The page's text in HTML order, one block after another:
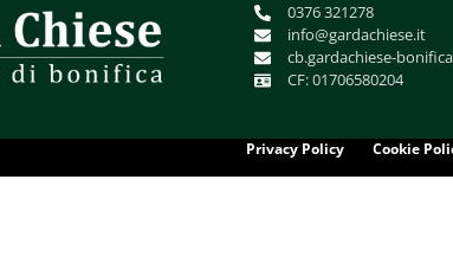
0376 321278
info@gardachiese.it
cb.gardachiese-
CF: 01706580204
Privacy Policy Cookie